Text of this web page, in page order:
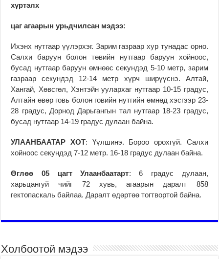
хүртэлх
цаг агаарын урьдчилсан мэдээ:
Ихэнх нутгаар үүлэрхэг. Зарим газраар хур тунадас орно.
Салхи баруун болон төвийн нутгаар баруун хойноос,
бусад нутгаар баруун өмнөөс секундэд 5-10 метр, зарим
газраар секундэд 12-14 метр хүрч ширүүснэ. Алтай,
Хангай, Хөвсгөл, Хэнтэйн уулархаг нутгаар 10-15 градус,
Алтайн өвөр говь болон говийн нутгийн өмнөд хэсгээр 23-
28 градус, Дорнод Дарьгангын тал нутгаар 18-23 градус,
бусад нутгаар 14-19 градус дулаан байна.
УЛААНБААТАР ХОТ: Үүлшинэ. Бороо орохгүй. Салхи
хойноос секундэд 7-12 метр. 16-18 градус дулаан байна.
Өглөө 05 цагт Улаанбаатарт: 6 градус дулаан,
харьцангуй чийг 72 хувь, агаарын даралт 858
гектопаскаль байлаа. Даралт өдөртөө тогтвортой байна.
Холбоотой мэдээ